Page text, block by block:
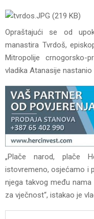
Opraštajući se od
manastira Tvrdoš,
Mitropolije crnogorsko-
vladika Atanasije
„Plače narod, plače
istovremeno, osjećamo i
njega takvog među
za vječnost“, istakao je